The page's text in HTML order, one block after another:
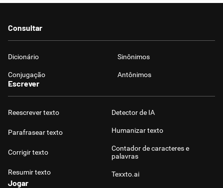
Consultar
Dicionário Sinônimos
Conjugação Antônimos
Escrever
Reescrever texto
Parafrasear texto
Corrigir texto
Resumir texto
Detector de IA
Humanizar texto
Contador de caracteres e
palavras
Texxto.ai
Jogar